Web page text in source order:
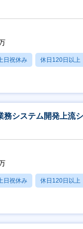
日祝休み 休日120日以上
務システム開発上流
日祝休み 休日120日以上